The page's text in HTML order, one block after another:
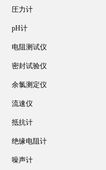
圧力计
pH计
电阻测试仪
密封试验仪
余氯测定仪
流速仪
抵抗计
绝缘电阻计
噪声计